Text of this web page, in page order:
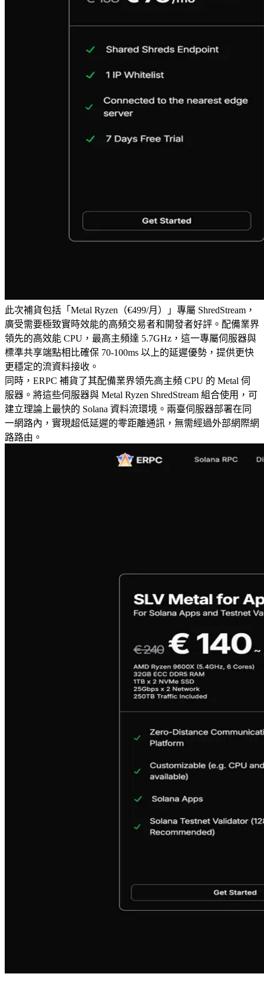
此次補貨包括「Metal Ryzen（€499/月）」專屬 ShredStream，
廣受需要極致實時效能的高頻交易者和開發者好評。配備業界
領先的高效能 CPU，最高主頻達 5.7GHz，這一專屬伺服器與
標準共享端點相比確保 70-100ms 以上的延遲優勢，提供更快
更穩定的流資料接收。
同時，ERPC 補貨了其配備業界領先高主頻 CPU 的 Metal 伺
服器。將這些伺服器與 Metal Ryzen ShredStream 組合使用，可
建立理論上最快的 Solana 資料流環境。兩臺伺服器部署在同
一網路內，實現超低延遲的零距離通訊，無需經過外部網際網
路路由。